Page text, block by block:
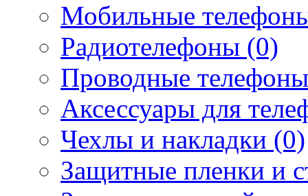
Мобильные
Радиотелефоны (0)
Проводные
Аксессуары для
Чехлы и накладки (0)
Защитные пленки и